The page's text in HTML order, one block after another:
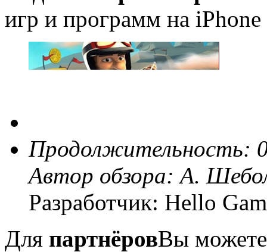
игр и программ на
Продолжительность:
Автор обзора:А.
Разработчик: Hello
Для партнёровВы можете